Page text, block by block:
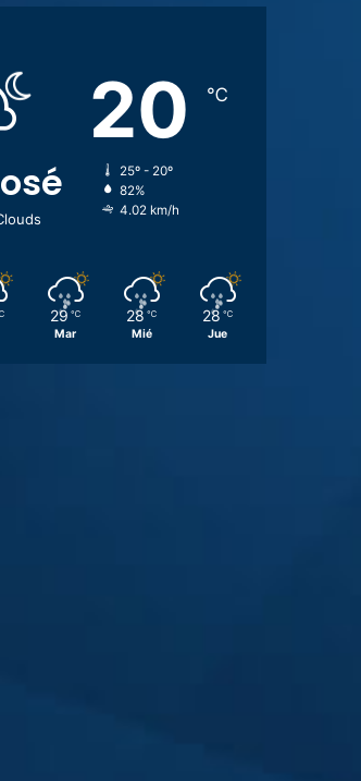
20 ℃
25º - 20º
82%
4.02 km/h
29 ℃
Mar
28 ℃
Mié
28 ℃
Jue